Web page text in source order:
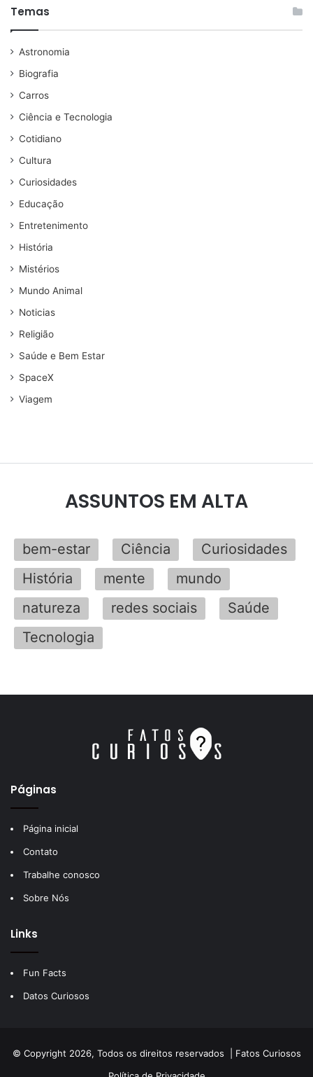
Temas
Astronomia
Biografia
Carros
Ciência e Tecnologia
Cotidiano
Cultura
Curiosidades
Educação
Entretenimento
História
Mistérios
Mundo Animal
Noticias
Religião
Saúde e Bem Estar
SpaceX
Viagem
ASSUNTOS EM ALTA
bem-estar Ciência
Curiosidades
História
mente
mundo
natureza
redes sociais
Saúde
Tecnologia
Páginas
Página inicial
Contato
Trabalhe conosco
Sobre Nós
Links
Fun Facts
Datos Curiosos
© Copyright 2026, Todos os direitos reservados | Fatos Curiosos